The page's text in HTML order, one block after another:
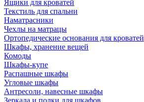
Ящики для кроватей
Текстиль для спальни
Наматрасники
Чехлы на матрацы
Ортопедические основания для кроватей
Шкафы, хранение вещей
Комоды
Шкафы-купе
Распашные шкафы
Угловые шкафы
Антресоли, навесные шкафы
Зеркала и полки для шкафов